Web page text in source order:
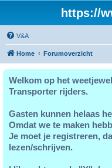
https://
V&A
Home Forumoverzicht
Welkom op het
Transporter rijders.
Gasten kunnen helaas
Omdat we te maken
Je moet je registreren,
lezen/schrijven.